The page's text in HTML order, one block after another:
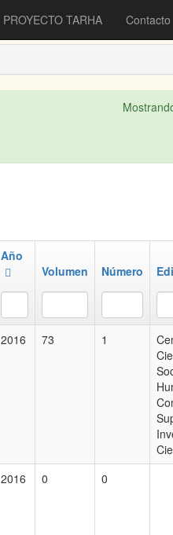
PROYECTO TARHA Contacto
Año
Volumen
Número
2016 73 1
2016 0 0